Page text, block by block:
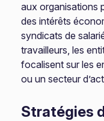
aux organisations
des intérêts
syndicats de
travailleurs, les
focalisent sur les
ou un secteur
Stratégies